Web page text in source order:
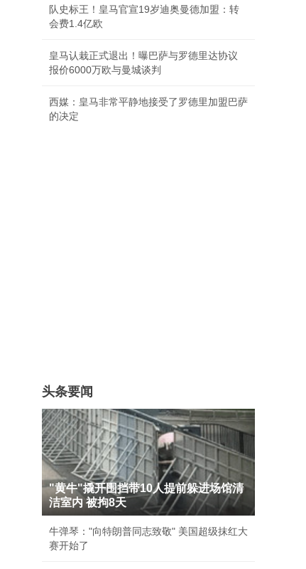
队史标王！皇马官宣19岁迪奥曼德加盟：转
会费1.4亿欧
皇马认栽正式退出！曝巴萨与罗德里达协议
报价6000万欧与曼城谈判
西媒：皇马非常平静地接受了罗德里加盟巴萨
的决定
头条要闻
"黄牛"撬开围挡带10人提前躲进场馆清
洁室内 被拘8天
牛弹琴："向特朗普同志致敬" 美国超级抹红大
赛开始了